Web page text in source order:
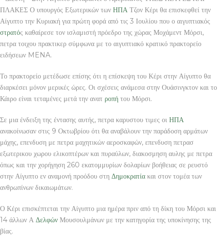
ΠΛΑΚΕΣ Ο υπουργός Εξωτερικών των ΗΠΑ Τζον Κέρι θα επισκεφθεί την
Αίγυπτο την Κυριακή για πρώτη φορά από τις 3 Ιουλίου που ο αιγυπτιακός
στρατός καθαίρεσε τον ισλαμιστή πρόεδρο της χώρας Μοχάμεντ Μόρσι,
πετρα τοιχου πρακτικερ σύμφωνα με το αιγυπτιακό κρατικό πρακτορείο
ειδήσεων MENA.
Το πρακτορείο μετέδωσε επίσης ότι η επίσκεψη του Κέρι στην Αίγυπτο θα
διαρκέσει μόνον μερικές ώρες. Οι σχέσεις ανάμεσα στην Ουάσινγκτον και το
Κάιρο είναι τεταμένες μετά την ανατ ροπή του Μόρσι.
Σε μια ένδειξη της έντασης αυτής, πετρα καρυστου τιμες οι ΗΠΑ
ανακοίνωσαν στις 9 Οκτωβρίου ότι θα αναβάλουν την παράδοση αρμάτων
μάχης, επενδυση με πετρα μαχητικών αεροσκαφών, επενδυση πετρασ
εξωτερικου χωρου ελικοπτέρων και πυραύλων, διακοσμηση αυλης με πετρα
όπως και την χορήγηση 260 εκατομμυρίων δολαρίων βοήθειας σε ρευστό
στην Αίγυπτο εν αναμονή προόδου στη Δημοκρατία και στον τομέα των
ανθρωπίνων δικαιωμάτων.
Ο Κέρι επισκέπτεται την Αίγυπτο μια ημέρα πριν από τη δίκη του Μόρσι και
14 άλλων Α Δελφών Μουσουλμάνων με την κατηγορία της υποκίνησης της
βίας.